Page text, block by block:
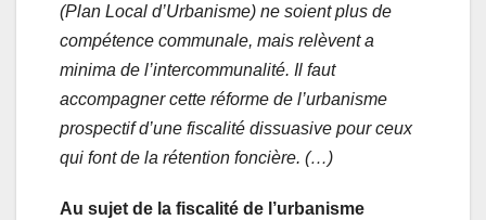
(Plan Local d’Urbanisme) ne soient plus de
compétence communale, mais relèvent a
minima de l’intercommunalité. Il faut
accompagner cette réforme de l’urbanisme
prospectif d’une fiscalité dissuasive pour ceux
qui font de la rétention foncière. (…)
Au sujet de la fiscalité de l’urbanisme